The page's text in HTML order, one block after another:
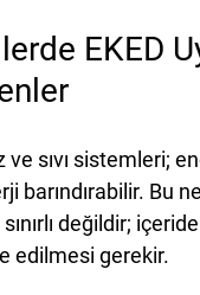
EKED
ve sıvı sistemleri;
barındırabilir. Bu
değildir;
edilmesi gerekir.